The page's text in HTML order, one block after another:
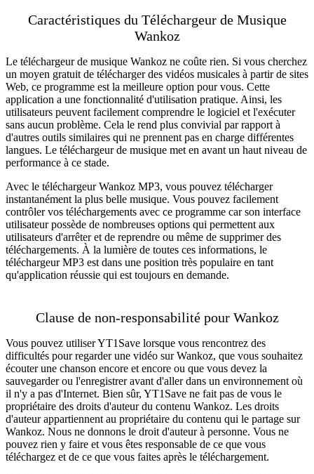
Caractéristiques du Téléchargeur de Musique
Wankoz
Le téléchargeur de musique Wankoz ne coûte rien. Si vous cherchez
un moyen gratuit de télécharger des vidéos musicales à partir de sites
Web, ce programme est la meilleure option pour vous. Cette
application a une fonctionnalité d'utilisation pratique. Ainsi, les
utilisateurs peuvent facilement comprendre le logiciel et l'exécuter
sans aucun problème. Cela le rend plus convivial par rapport à
d'autres outils similaires qui ne prennent pas en charge différentes
langues. Le téléchargeur de musique met en avant un haut niveau de
performance à ce stade.
Avec le téléchargeur Wankoz MP3, vous pouvez télécharger
instantanément la plus belle musique. Vous pouvez facilement
contrôler vos téléchargements avec ce programme car son interface
utilisateur possède de nombreuses options qui permettent aux
utilisateurs d'arrêter et de reprendre ou même de supprimer des
téléchargements. À la lumière de toutes ces informations, le
téléchargeur MP3 est dans une position très populaire en tant
qu'application réussie qui est toujours en demande.
Clause de non-responsabilité pour Wankoz
Vous pouvez utiliser YT1Save lorsque vous rencontrez des
difficultés pour regarder une vidéo sur Wankoz, que vous souhaitez
écouter une chanson encore et encore ou que vous devez la
sauvegarder ou l'enregistrer avant d'aller dans un environnement où
il n'y a pas d'Internet. Bien sûr, YT1Save ne fait pas de vous le
propriétaire des droits d'auteur du contenu Wankoz. Les droits
d'auteur appartiennent au propriétaire du contenu qui le partage sur
Wankoz. Nous ne donnons le droit d'auteur à personne. Vous ne
pouvez rien y faire et vous êtes responsable de ce que vous
téléchargez et de ce que vous faites après le téléchargement.